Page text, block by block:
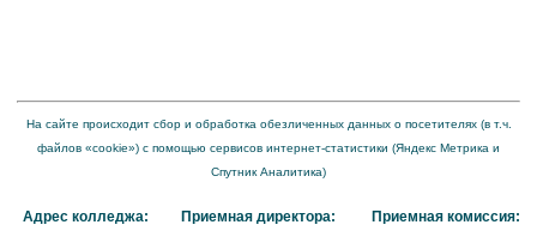
На сайте происходит сбор и обработка обезличенных данных о посетителях (в т.ч.
файлов «cookie») с помощью сервисов интернет-статистики (Яндекс Метрика и
Спутник Аналитика)
Адрес колледжа: Приемная директора: Приемная комиссия: